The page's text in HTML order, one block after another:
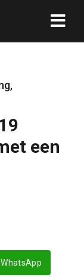
,
een
WhatsApp